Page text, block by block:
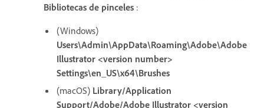
Bibliotecas de pinceles :
(Windows)
Users\Admin\AppData\Roaming\Adobe\Adobe
Illustrator <version number>
Settings\en_US\x64\Brushes
(macOS) Library/Application
Support/Adobe/Adobe Illustrator <version